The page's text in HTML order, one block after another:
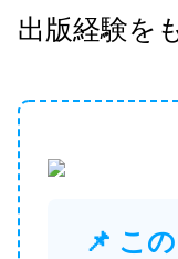
出版経験を
📌 こ